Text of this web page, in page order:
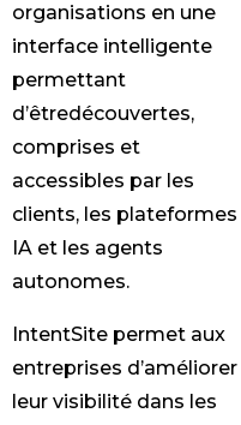
organisations en une
interface intelligente
permettant
d’êtredécouvertes,
comprises et
accessibles par les
clients, les plateformes
IA et les agents
autonomes.
IntentSite permet aux
entreprises d’améliorer
leur visibilité dans les